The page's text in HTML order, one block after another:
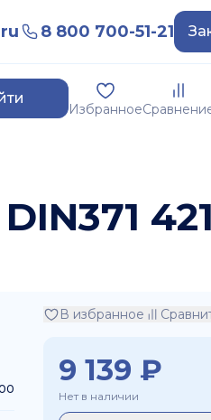
8 800 700-51-21
Избранное
В избранное
9 139 ₽
Нет в наличии